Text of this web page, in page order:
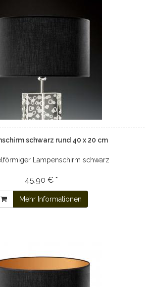
schwarz rund 40 x 20 cm
Lampenschirm schwarz
45,90 € *
Mehr Informationen